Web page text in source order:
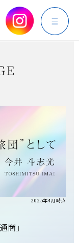
2025年4月時点
商」